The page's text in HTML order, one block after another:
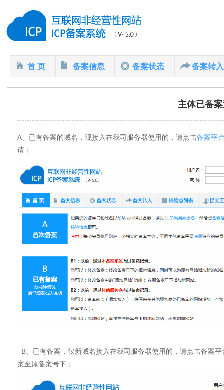
首 页 备案信息 备案状态 备案转入
主体已备
A、已有备案的域名，现接入在我司服务器使用的，请点击备案平
请；
B、已有备案，仅新域名接入在我司服务器使用的，请点击备案
案至原备案号下；